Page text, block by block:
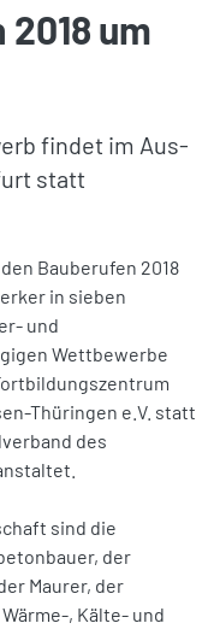
um
findet im Aus-
statt
Bauberufen 2018
in sieben
und
Wettbewerbe
Thüringen e.V. statt
des
sind die
der
Maurer, der
, Kälte- und